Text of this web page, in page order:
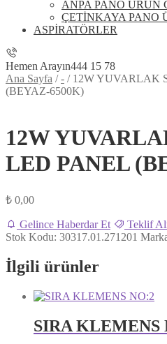
ANPA PANO ÜRÜN
ÇETİNKAYA PANO
ASPİRATÖRLER
Hemen Arayın444 15 78
Ana Sayfa /- / 12W YUVARLAK
(BEYAZ-6500K)
12W
LED PANEL
₺ 0,00
Gelince Haberdar Et
Teklif
Stok Kodu: 30317.01.271201
İlgili ürünler
SIRA KLEMENS